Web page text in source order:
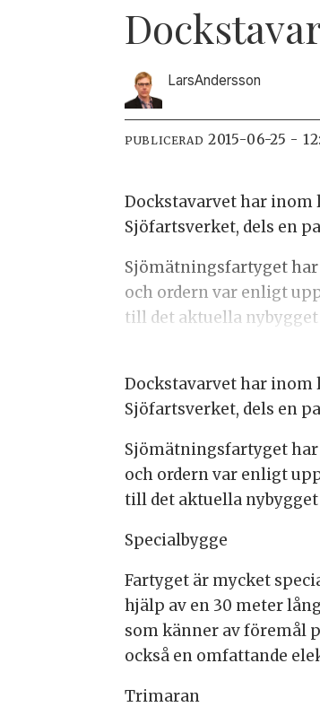
LarsAndersson
PUBLICERAD 2015-06-25 -
Dockstavarvet har inom
Sjöfartsverket, dels en
Sjömätningsfartyget
och ordern var enligt
till det aktuella
Dockstavarvet har inom
Sjöfartsverket, dels en
Sjömätningsfartyget
och ordern var enligt
till det aktuella
Specialbygge
Fartyget är mycket
hjälp av en 30 meter
som känner av föremål
också en omfattande
Trimaran